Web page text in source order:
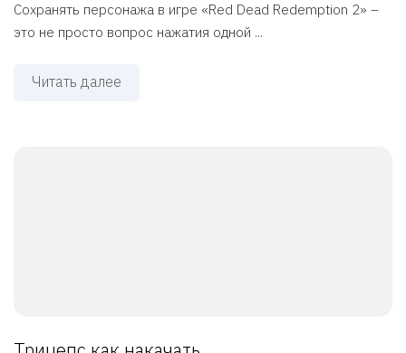
Сохранять персонажа в игре «Red Dead Redemption 2» –
это не просто вопрос нажатия одной ...
Читать далее